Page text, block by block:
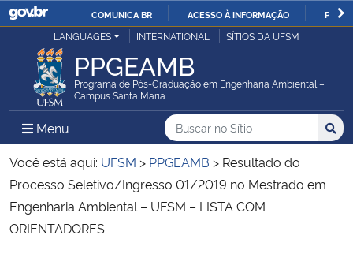
IR
PARA
O
COMUNICA BR ACESSO À INFORMAÇÃO
Ministério da Justiça e Segurança Pública
Ministério da Defesa
Ministério das Relações Exteriores
Ministério da Economia
LANGUAGES INTERNATIONAL SÍTIOS DA UFSM
PPGEAMB
Programa de Pós-Graduação em Engenharia Ambiental –
Campus Santa Maria
Menu Menu Principal do Sítio
Busca
Buscar no no Sítio
Busca:
Você está aqui: UFSM > PPGEAMB > Resultado do
Processo Seletivo/Ingresso 01/2019 no Mestrado em
Engenharia Ambiental – UFSM – LISTA COM
ORIENTADORES